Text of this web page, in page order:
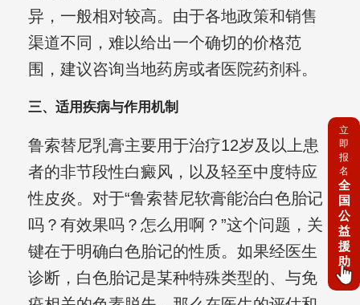
异，一般相对较高。由于各地政策和销售
渠道不同，难以给出一个确切的价格范
围，建议咨询当地药房或者医院药剂科。
三、适用疾病与作用机制
鲁索替尼乳膏主要用于治疗12岁及以上患
者的非节段性白癜风，以及轻至中度特应
性皮炎。对于“鲁索替尼软膏能治白色胎记
吗？有效果吗？怎么用啊？”这个问题，关
键在于明确白色胎记的性质。如果经医生
诊断，白色胎记是某种特殊类型的、与免
立
即
报
名
全
国
公
益
援
助